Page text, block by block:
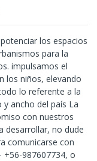
los espacios
para la
impulsamos el
los niños, elevando
lo referente a la
ancho del país La
con nuestros
desarrollar, no dude
comunicarse con
987607734, o